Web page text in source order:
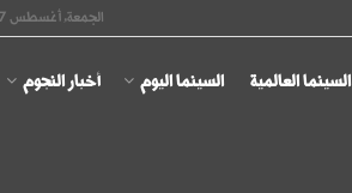
الجمعة, أغسطس 7, 2026
السينما العالمية السينما اليوم أخبار النجوم